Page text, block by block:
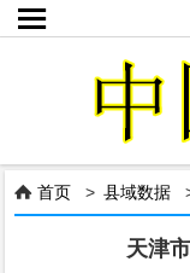

 首页 >县域数据
天津